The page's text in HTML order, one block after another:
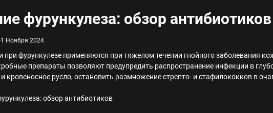
коммерческих веб-ресурсов
цифровой техники, работающем с 2010 года
правила установки оград и методы реставрации памятников
риски и способы хранения криптовалют
фурункулеза: обзор антибиотиков
1 Ноября 2024
при фурункулезе применяются при тяжелом течении гнойного заболевания
препараты позволяют предупредить распространение инфекции в
кровеносное русло, остановить размножение стрепто- и стафилококков в